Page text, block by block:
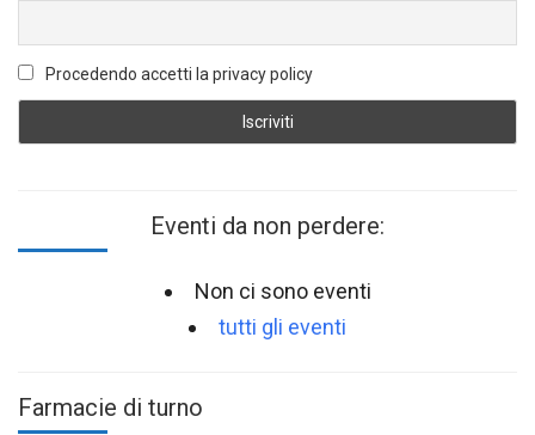
Procedendo accetti la privacy policy
Eventi da non perdere:
Non ci sono eventi
tutti gli eventi
Farmacie di turno